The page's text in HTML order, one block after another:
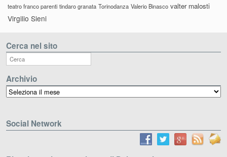
teatro franco parenti tindaro granata Torinodanza Valerio Binasco valter malosti
Virgilio Sieni
Cerca nel sito
Archivio
Archivio
Social Network